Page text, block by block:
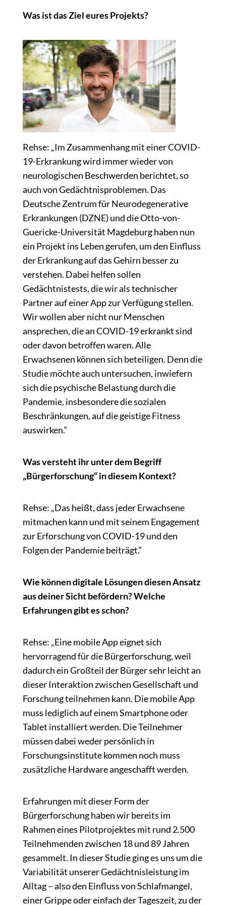
Was ist das Ziel eures Projekts?
Rehse: „Im Zusammenhang mit einer COVID-
19-Erkrankung wird immer wieder von
neurologischen Beschwerden berichtet, so
auch von Gedächtnisproblemen. Das
Deutsche Zentrum für Neurodegenerative
Erkrankungen (DZNE) und die Otto-von-
Guericke-Universität Magdeburg haben nun
ein Projekt ins Leben gerufen, um den Einfluss
der Erkrankung auf das Gehirn besser zu
verstehen. Dabei helfen sollen
Gedächtnistests, die wir als technischer
Partner auf einer App zur Verfügung stellen.
Wir wollen aber nicht nur Menschen
ansprechen, die an COVID-19 erkrankt sind
oder davon betroffen waren. Alle
Erwachsenen können sich beteiligen. Denn die
Studie möchte auch untersuchen, inwiefern
sich die psychische Belastung durch die
Pandemie, insbesondere die sozialen
Beschränkungen, auf die geistige Fitness
auswirken.“
Was versteht ihr unter dem Begriff
„Bürgerforschung“ in diesem Kontext?
Rehse: „Das heißt, dass jeder Erwachsene
mitmachen kann und mit seinem Engagement
zur Erforschung von COVID-19 und den
Folgen der Pandemie beiträgt.“
Wie können digitale Lösungen diesen Ansatz
aus deiner Sicht befördern? Welche
Erfahrungen gibt es schon?
Rehse: „Eine mobile App eignet sich
hervorragend für die Bürgerforschung, weil
dadurch ein Großteil der Bürger sehr leicht an
dieser Interaktion zwischen Gesellschaft und
Forschung teilnehmen kann. Die mobile App
muss lediglich auf einem Smartphone oder
Tablet installiert werden. Die Teilnehmer
müssen dabei weder persönlich in
Forschungsinstitute kommen noch muss
zusätzliche Hardware angeschafft werden.
Erfahrungen mit dieser Form der
Bürgerforschung haben wir bereits im
Rahmen eines Pilotprojektes mit rund 2.500
Teilnehmenden zwischen 18 und 89 Jahren
gesammelt. In dieser Studie ging es uns um die
Variabilität unserer Gedächtnisleistung im
Alltag – also den Einfluss von Schlafmangel,
einer Grippe oder einfach der Tageszeit, zu der